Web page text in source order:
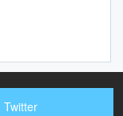
Twitter